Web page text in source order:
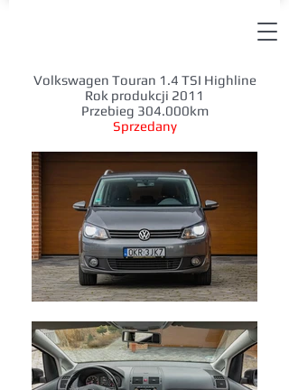
Volkswagen Touran 1.4 TSI Highline
Rok produkcji 2011
Przebieg 304.000km
Sprzedany